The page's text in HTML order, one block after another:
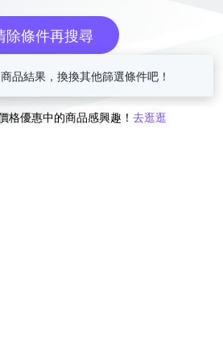
除條件再搜尋
或
格優惠中的商品感興趣！ 去逛逛
品結果，換換其他篩選條件吧！